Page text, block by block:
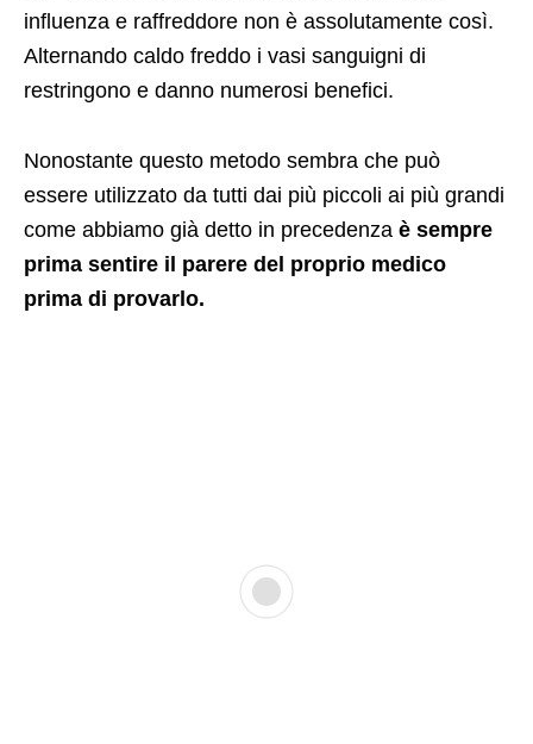
influenza e raffreddore non è assolutamente così.
Alternando caldo freddo i vasi sanguigni di
restringono e danno numerosi benefici.
Nonostante questo metodo sembra che può
essere utilizzato da tutti dai più piccoli ai più grandi
come abbiamo già detto in precedenza è sempre
prima sentire il parere del proprio medico
prima di provarlo.